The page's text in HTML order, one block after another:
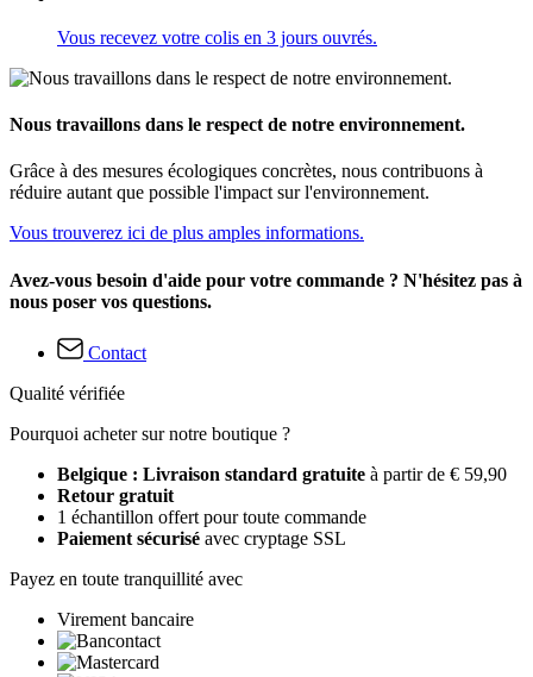
Vous recevez votre colis en 3 jours ouvrés.
Nous travaillons dans le respect de notre environnement.
Grâce à des mesures écologiques concrètes, nous contribuons à
réduire autant que possible l'impact sur l'environnement.
Vous trouverez ici de plus amples informations.
Avez-vous besoin d'aide pour votre commande ? N'hésitez pas à
nous poser vos questions.
Contact
Qualité vérifiée
Pourquoi acheter sur notre boutique ?
Belgique : Livraison standard gratuite à partir de € 59,90
Retour gratuit
1 échantillon offert pour toute commande
Paiement sécurisé avec cryptage SSL
Payez en toute tranquillité avec
Virement bancaire